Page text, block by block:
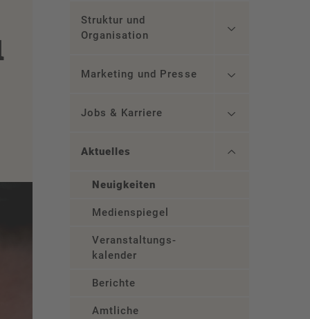
Struktur und
Organisation
Marketing und Presse
Jobs & Karriere
Aktuelles
Neuigkeiten
Medienspiegel
Veranstaltungs­
kalender
Berichte
Amtliche